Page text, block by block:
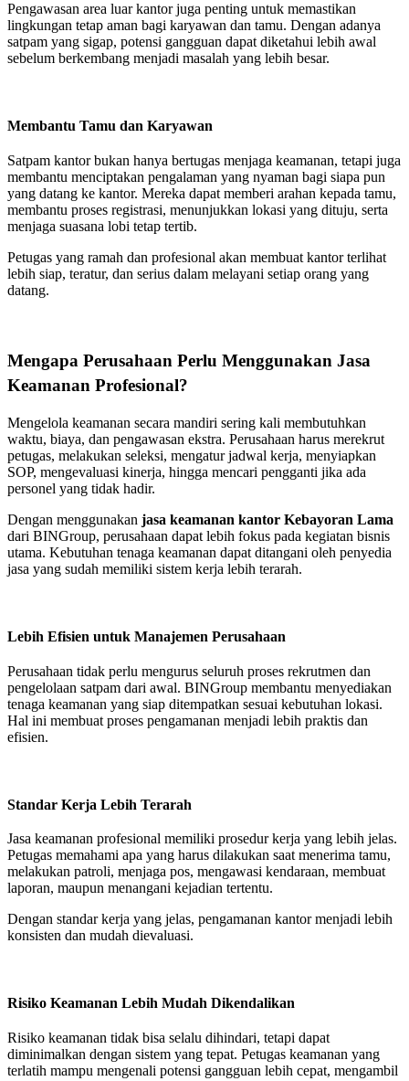
Pengawasan area luar kantor juga penting untuk memastikan
lingkungan tetap aman bagi karyawan dan tamu. Dengan adanya
satpam yang sigap, potensi gangguan dapat diketahui lebih awal
sebelum berkembang menjadi masalah yang lebih besar.
Membantu Tamu dan Karyawan
Satpam kantor bukan hanya bertugas menjaga keamanan, tetapi juga
membantu menciptakan pengalaman yang nyaman bagi siapa pun
yang datang ke kantor. Mereka dapat memberi arahan kepada tamu,
membantu proses registrasi, menunjukkan lokasi yang dituju, serta
menjaga suasana lobi tetap tertib.
Petugas yang ramah dan profesional akan membuat kantor terlihat
lebih siap, teratur, dan serius dalam melayani setiap orang yang
datang.
Mengapa Perusahaan Perlu Menggunakan Jasa
Keamanan Profesional?
Mengelola keamanan secara mandiri sering kali membutuhkan
waktu, biaya, dan pengawasan ekstra. Perusahaan harus merekrut
petugas, melakukan seleksi, mengatur jadwal kerja, menyiapkan
SOP, mengevaluasi kinerja, hingga mencari pengganti jika ada
personel yang tidak hadir.
Dengan menggunakan jasa keamanan kantor Kebayoran Lama
dari BINGroup, perusahaan dapat lebih fokus pada kegiatan bisnis
utama. Kebutuhan tenaga keamanan dapat ditangani oleh penyedia
jasa yang sudah memiliki sistem kerja lebih terarah.
Lebih Efisien untuk Manajemen Perusahaan
Perusahaan tidak perlu mengurus seluruh proses rekrutmen dan
pengelolaan satpam dari awal. BINGroup membantu menyediakan
tenaga keamanan yang siap ditempatkan sesuai kebutuhan lokasi.
Hal ini membuat proses pengamanan menjadi lebih praktis dan
efisien.
Standar Kerja Lebih Terarah
Jasa keamanan profesional memiliki prosedur kerja yang lebih jelas.
Petugas memahami apa yang harus dilakukan saat menerima tamu,
melakukan patroli, menjaga pos, mengawasi kendaraan, membuat
laporan, maupun menangani kejadian tertentu.
Dengan standar kerja yang jelas, pengamanan kantor menjadi lebih
konsisten dan mudah dievaluasi.
Risiko Keamanan Lebih Mudah Dikendalikan
Risiko keamanan tidak bisa selalu dihindari, tetapi dapat
diminimalkan dengan sistem yang tepat. Petugas keamanan yang
terlatih mampu mengenali potensi gangguan lebih cepat, mengambil